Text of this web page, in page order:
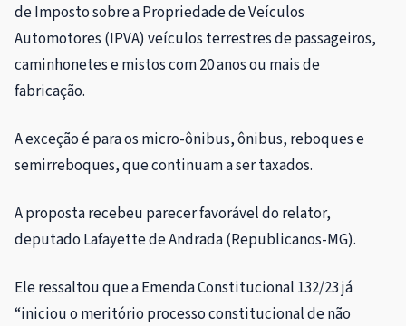
de Imposto sobre a Propriedade de Veículos
Automotores (IPVA) veículos terrestres de passageiros,
caminhonetes e mistos com 20 anos ou mais de
fabricação.
A exceção é para os micro-ônibus, ônibus, reboques e
semirreboques, que continuam a ser taxados.
A proposta recebeu parecer favorável do relator,
deputado Lafayette de Andrada (Republicanos-MG).
Ele ressaltou que a Emenda Constitucional 132/23 já
“iniciou o meritório processo constitucional de não